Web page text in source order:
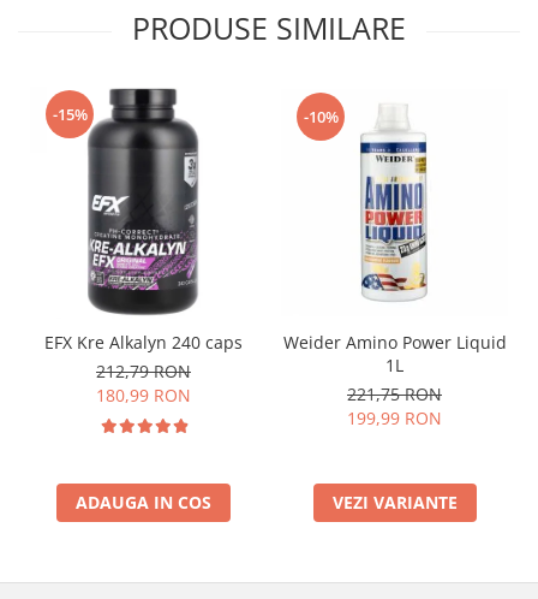
PRODUSE SIMILARE
-15%
EFX Kre Alkalyn 240 caps
212,79 RON
180,99 RON
ADAUGA IN COS
-10%
Weider Amino Power Liquid
1L
221,75 RON
199,99 RON
VEZI VARIANTE